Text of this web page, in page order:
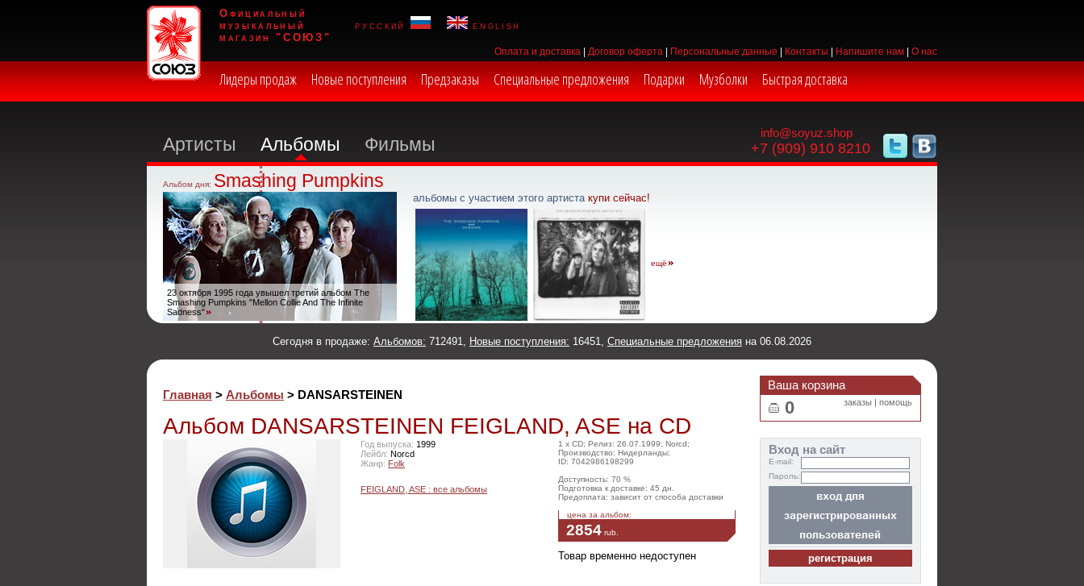
Официальный
музыкальный
магазин "СОЮЗ"
русский english
Оплата и доставка Договор оферта Персональные данные Контакты Напишите нам О нас
Лидеры продаж Новые поступления Предзаказы Специальные предложения Подарки Музболки Быстрая доставка
info@soyuz.shop
+7 (909) 910 8210
Артисты Альбомы Фильмы
Альбом дня: Smashing Pumpkins
23 октября 1995 года увышел третий альбом The
Smashing Pumpkins "Mellon Collie And The Infinite
Sadness"
альбомы с участием этого артиста купи сейчас!
ещё
Сегодня в продаже: Альбомов: 712491, Новые поступления: 16451, Специальные предложения на 06.08.2026
Главная > Альбомы > DANSARSTEINEN
Альбом DANSARSTEINEN FEIGLAND, ASE на CD
1 x CD; Релиз: 26.07.1999; Norcd;
Производство: Нидерланды;
ID: 7042986198299
Доступность: 70 %
Подготовка к доставке: 45 дн.
Предоплата: зависит от способа доставки
цена за альбом:
2854 rub
Товар временно недоступен
Год выпуска: 1999
Лейбл: Norcd
Жанр: Folk
FEIGLAND, ASE : все альбомы
Ваша корзина
0 заказы | помощь
Вход на сайт
E-mail:
Пароль: